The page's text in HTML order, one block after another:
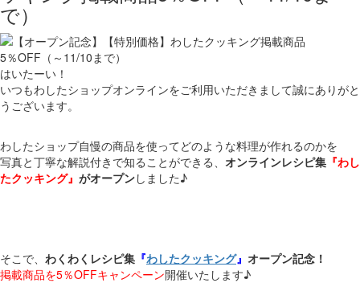
で）
はいたーい！
いつもわしたショップオンラインをご利用いただきまして誠にありがと
うございます。
わしたショップ自慢の商品を使ってどのような料理が作れるのかを
写真と丁寧な解説付きで知ることができる、 オンラインレシピ集 『わし
たクッキング』 がオープンしました♪
そこで、 わくわくレシピ集 『わしたクッキング』 オープン記念！
掲載商品を5％OFFキャンペーン開催いたします♪